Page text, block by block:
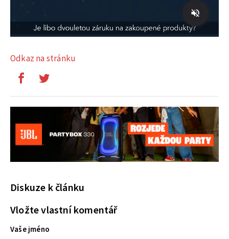
Odkaz na stránku
Diskuze k článku
Vložte vlastní komentář
Vaše jméno